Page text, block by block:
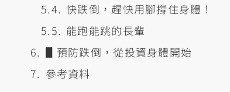
快跌倒，趕快用腳撐住身體！
能跑能跳的長輩
▋預防跌倒，從投資身體開始
參考資料